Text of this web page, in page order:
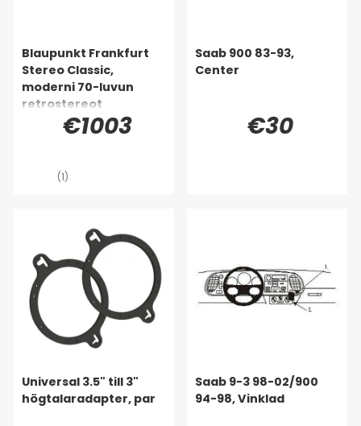
Blaupunkt Frankfurt
Stereo Classic,
moderni 70-luvun
retrostereot
€1003
(1)
Saab 900 83-93,
Center
€30
Universal 3.5" till 3"
högtalaradapter, par
Saab 9-3 98-02/900
94-98, Vinklad